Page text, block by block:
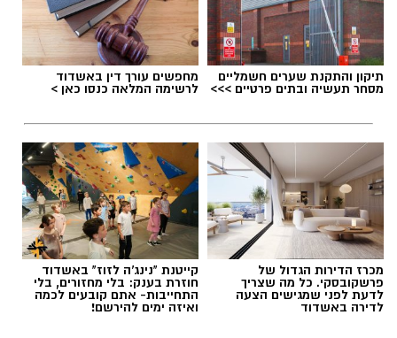
תיקון והתקנת שערים חשמליים
מסחר תעשיה ובתים פרטיים >>>
מחפשים עורך דין באשדוד
לרשימה המלאה כנסו כאן >
מכרז הדירות הגדול של
פרשקובסקי. כל מה שצריך
לדעת לפני שמגישים הצעה
לדירה באשדוד
קייטנת "נינג'ה לזוז" באשדוד
חוזרת בענק: בלי מחזורים, בלי
התחייבות- אתם קובעים לכמה
ואיזה ימים להירשם!